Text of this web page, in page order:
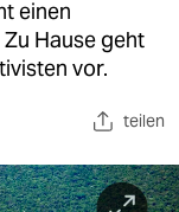
einen
Hause geht
vor.
teilen